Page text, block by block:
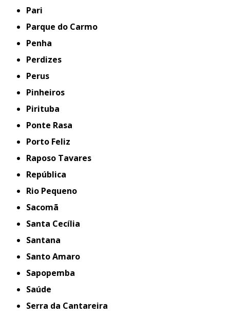
Pari
Parque do Carmo
Penha
Perdizes
Perus
Pinheiros
Pirituba
Ponte Rasa
Porto Feliz
Raposo Tavares
República
Rio Pequeno
Sacomã
Santa Cecília
Santana
Santo Amaro
Sapopemba
Saúde
Serra da Cantareira